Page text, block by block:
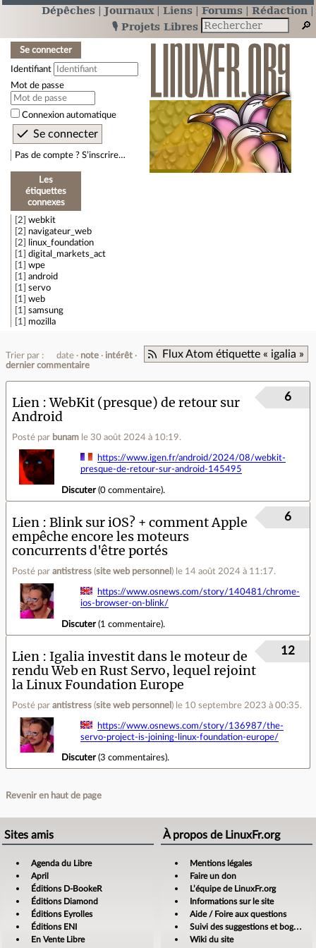
Dépêches Journaux Liens Forums
Rédaction
🎙️ Projets Libres
Se connecter
Identifiant
Mot de passe
Connexion automatique
Pas de compte ? S’inscrire…
Les
étiquettes
connexes
2
webkit
2
navigateur_web
2
linux_foundation
1
digital_markets_act
1
wpe
1
android
1
servo
1
web
1
samsung
1
mozilla
Flux Atom étiquette « igalia »
Trier par : date note
intérêt
dernier commentaire
Lien
WebKit (presque) de retour sur
Android
Posté par bunam le 30 août 2024 à 10:19.
6
https://www.igen.fr/android/2024/08/webkit-
presque-de-retour-sur-android-145495
Discuter(0 commentaire).
Lien
Blink sur iOS? + comment Apple
empêche encore les moteurs
concurrents d'être portés
Posté par antistress (site web personnel ) le 14 août 2024 à 11:17.
6
https://www.osnews.com/story/140481/chrome-
ios-browser-on-blink/
Discuter(1 commentaire).
Lien
Igalia investit dans le moteur de
rendu Web en Rust Servo, lequel rejoint
la Linux Foundation Europe
Posté par antistress (site web personnel ) le 10 septembre 2023 à 00:35.
12
https://www.osnews.com/story/136987/the-
servo-project-is-joining-linux-foundation-europe/
Discuter(3 commentaires).
Revenir en haut de page
Sites amis
Agenda du Libre
April
Éditions D-BookeR
Éditions Diamond
Éditions Eyrolles
Éditions ENI
En Vente Libre
À propos de LinuxFr.org
Mentions légales
Faire un don
L’équipe de LinuxFr.org
Informations sur le site
Aide / Foire aux questions
Suivi des suggestions et bogues
Wiki du site